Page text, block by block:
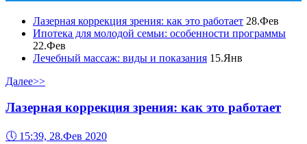
Лазерная коррекция зрения: как это работает 28.Фев
Ипотека для молодой семьи: особенности программы
22.Фев
Лечебный массаж: виды и показания 15.Янв
Далее>>
Лазерная коррекция зрения: как это работает
🕔 15:39, 28.Фев 2020